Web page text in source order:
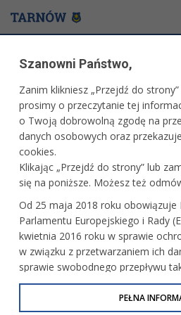
Żużel: Unia Tarnów - ROW Rybnik
WARTO ZOBACZYĆ
ŻUŻEL: UNIA TARNÓW -
15 sierpnia 2016 r.fot. Artur Gawle
Szanowni Państwo,
Zanim klikniesz „Przejdź do
prosimy o przeczytanie tej
o Twoją dobrowolną zgodę na
danych osobowych oraz
cookies.
Klikając „Przejdź do strony” lub
się na poniższe. Możesz też
Od 25 maja 2018 roku obowiązuje
Parlamentu Europejskiego i Rady
kwietnia 2016 roku w sprawie
w związku z przetwarzaniem ich
sprawie swobodnego przepływu
uchylenia dyrektywy 95/46/WE
lub Ogólne Rozporządzenie o
PEŁNA